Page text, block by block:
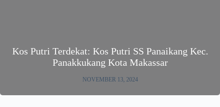
Kos Putri Terdekat: Kos Putri SS Panaikang Kec.
Panakkukang Kota Makassar
NOVEMBER 13, 2024